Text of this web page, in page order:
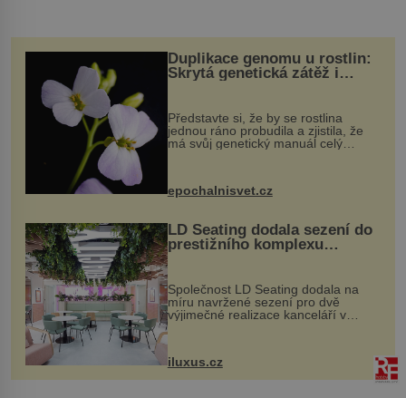
Duplikace genomu u rostlin:
Skrytá genetická zátěž i
Představte si, že by se rostlina
jednou ráno probudila a zjistila, že
má svůj genetický manuál celý
vstupenka...
epochalnisvet.cz
LD Seating dodala sezení do
prestižního komplexu
MediaCityUK v Salfordu
Společnost LD Seating dodala na
míru navržené sezení pro dvě
výjimečné realizace kanceláří v
areálu MediaCityUK v anglickém
budov Media...
iluxus.cz